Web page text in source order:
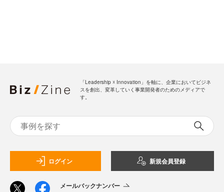
「Leadership ☓ Innovation」を軸に、企業においてビジネ
スを創出、変革していく事業開発者のためのメディアで
す。
ログイン 新規会員登録
メールバックナンバー